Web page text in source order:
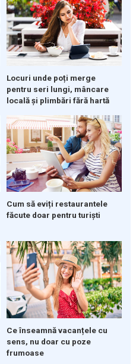
Locuri unde poți merge
pentru seri lungi, mâncare
locală și plimbări fără hartă
Cum să eviți restaurantele
făcute doar pentru turiști
Ce înseamnă vacanțele cu
sens, nu doar cu poze
frumoase